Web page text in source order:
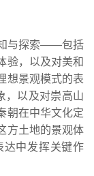
与探索——包括
验，以及对美和
想景观模式的表
，以及对崇高山
朝在中华文化定
方土地的景观体
达中发挥关键作